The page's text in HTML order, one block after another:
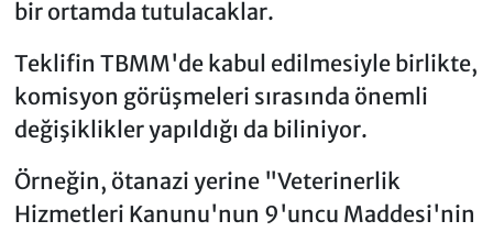
bir ortamda tutulacaklar.
Teklifin TBMM'de kabul edilmesiyle birlikte,
komisyon görüşmeleri sırasında önemli
değişiklikler yapıldığı da biliniyor.
Örneğin, ötanazi yerine "Veterinerlik
Hizmetleri Kanunu'nun 9'uncu Maddesi'nin